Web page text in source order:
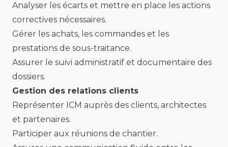
Analyser les écarts et mettre en place les actions
correctives nécessaires.
Gérer les achats, les commandes et les
prestations de sous-traitance.
Assurer le suivi administratif et documentaire des
dossiers.
Gestion des relations clients
Représenter ICM auprès des clients, architectes
et partenaires.
Participer aux réunions de chantier.